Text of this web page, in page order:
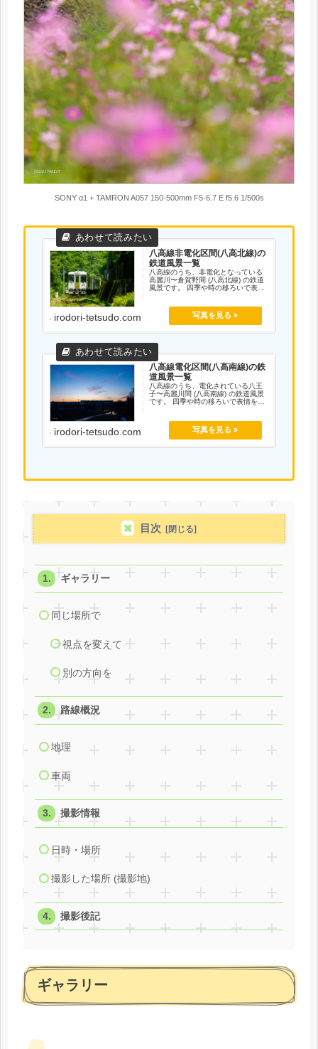
SONY α1 + TAMRON A057 150-500mm F5-6.7 E f5.6 1/500s
八高線非電化区間(八高北線)の
鉄道風景一覧
八高線のうち、非電化となっている
高麗川〜倉賀野間 (八高北線) の鉄道
風景です。 四季や時の移ろいで表情
irodori-tetsudo.com
八高線電化区間(八高南線)の鉄
道風景一覧
八高線のうち、電化されている八王
子〜高麗川間 (八高南線) の鉄道風景
です。 四季や時の移ろいで表情を変
irodori-tetsudo.com
目次
ギャラリー
同じ場所で
視点を変えて
別の方向を
路線概況
地理
車両
撮影情報
日時・場所
撮影した場所 (撮影地)
撮影後記
ギャラリー